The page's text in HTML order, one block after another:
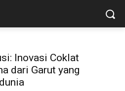
Inovasi Coklat
dari Garut yang